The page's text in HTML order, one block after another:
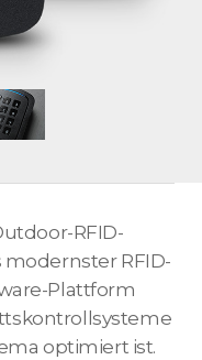
RFID-
modernster RFID-
Plattform
optimiert ist.